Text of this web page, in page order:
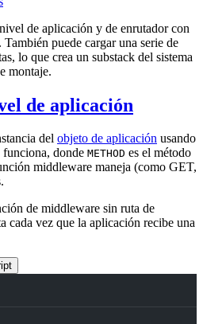
de aplicación y de enrutador con
puede cargar una serie de
lo que crea un substack del sistema
montaje.
de aplicación
del objeto de aplicación usando
funciona, donde METHOD es el método
middleware maneja (como GET,
de middleware sin ruta de
cada vez que la aplicación recibe una